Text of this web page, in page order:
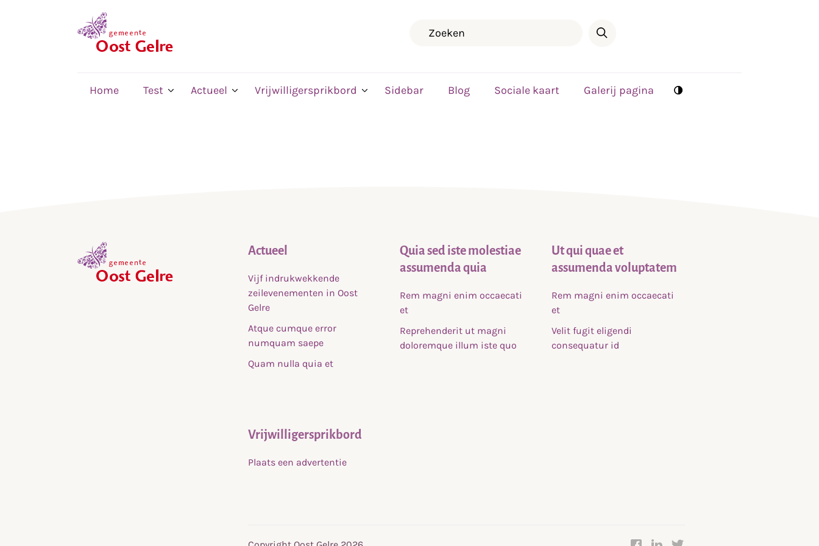
Home Test Actueel Vrijwilligersprikbord Sidebar Blog Sociale kaart Galerij pagina
Actueel
Vijf indrukwekkende
zeilevenementen in Oost
Gelre
Atque cumque error
numquam saepe
Quam nulla quia et
Quia sed iste molestiae
assumenda quia
Rem magni enim occaecati
et
Reprehenderit ut magni
doloremque illum iste quo
Ut qui quae et
assumenda voluptatem
Rem magni enim occaecati
et
Velit fugit eligendi
consequatur id
Vrijwilligersprikbord
Plaats een advertentie